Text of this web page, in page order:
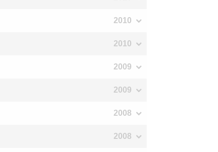
2010
2010
2009
2009
2008
2008